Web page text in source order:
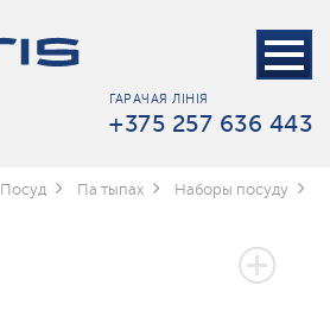
ГАРАЧАЯ ЛІНІЯ
+375 257 636 443
Посуд Па тыпах Наборы посуду